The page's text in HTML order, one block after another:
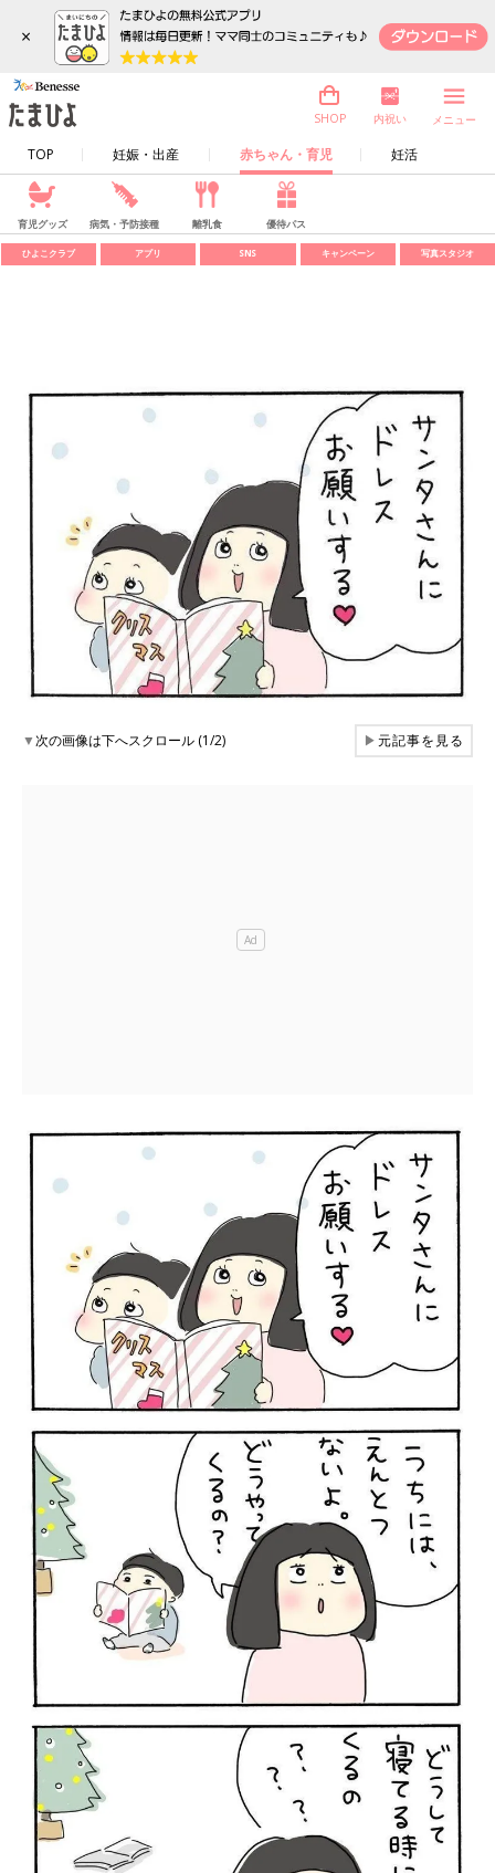
×
TOP 妊娠・出産 赤ちゃん・育児 妊活
SHOP 内祝い メニュー
育児グッズ 病気・予防接種 離乳食 優待パス
ひよこクラブ アプリ SNS キャンペーン 写真スタジオ
▼次の画像は下へスクロール (1/2) ▶元記事を見る